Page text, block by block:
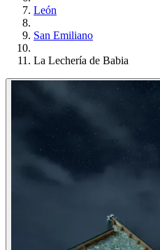
León
San Emiliano
La Lechería de Babia